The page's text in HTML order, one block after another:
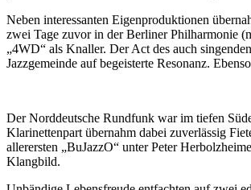
Neben interessanten Eigenproduktionen
zwei Tage zuvor in der Berliner Philharmonie
„4WD“ als Knaller. Der Act des auch
Jazzgemeinde auf begeisterte Resonanz.
Der Norddeutsche Rundfunk war im tiefen
Klarinettenpart übernahm dabei zuverlässig
allerersten „BuJazzO“ unter Peter
Klangbild.